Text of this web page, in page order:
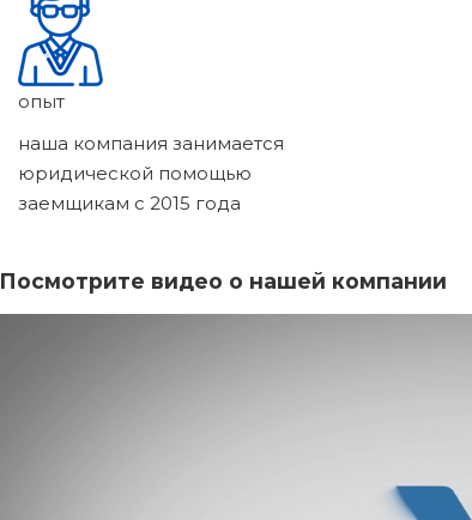
опыт
наша компания занимается
юридической помощью
заемщикам с 2015 года
Посмотрите видео о нашей компании